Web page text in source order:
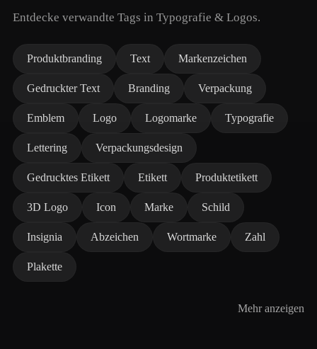
Entdecke verwandte Tags in Typografie & Logos.
Produktbranding Text Markenzeichen
Gedruckter Text Branding Verpackung
Emblem Logo Logomarke Typografie
Lettering Verpackungsdesign
Gedrucktes Etikett Etikett Produktetikett
3D Logo Icon Marke Schild
Insignia Abzeichen Wortmarke Zahl
Plakette
Mehr anzeigen